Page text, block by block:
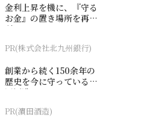
金利上昇を機に、『守る
お金』の置き場所を再検
討
PR(株式会社北九州銀行)
創業から続く150余年の
歴史を今に守っている濵
田酒造
PR(濵田酒造)